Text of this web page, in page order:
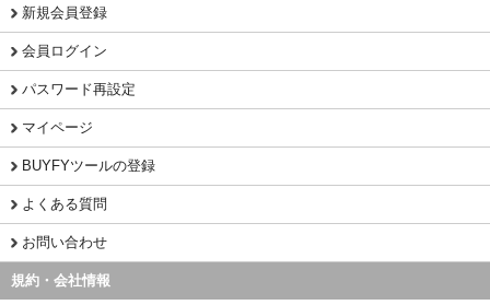
新規会員登録
会員ログイン
パスワード再設定
マイページ
BUYFYツールの登録
よくある質問
お問い合わせ
規約・会社情報